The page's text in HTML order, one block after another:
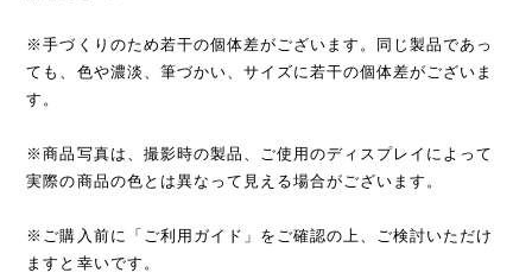
※手づくりのため若干の個体差がございます。同じ製品であっ
ても、色や濃淡、筆づかい、サイズに若干の個体差がございま
す。
※商品写真は、撮影時の製品、ご使用のディスプレイによって
実際の商品の色とは異なって見える場合がございます。
※ご購入前に「ご利用ガイド」をご確認の上、ご検討いただけ
ますと幸いです。